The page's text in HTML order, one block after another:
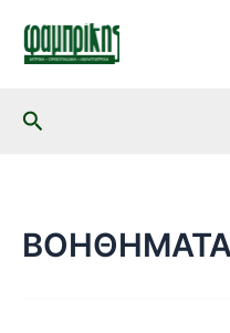
περιεχόμενο
περιεχόμενο
Αναζήτηση
ΒΟΗΘΗΜΑΤΑ